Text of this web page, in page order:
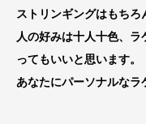
ストリンギングはもちろ
人の好みは十人十色、
ってもいいと思います。
あなたにパーソナルなラ